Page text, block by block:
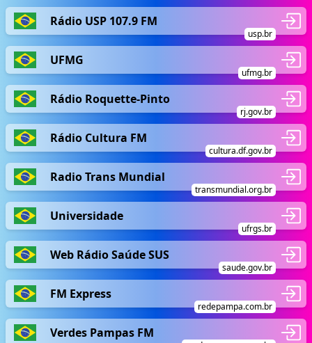
Rádio USP 107.9 FM
usp.br
UFMG
ufmg.br
Rádio Roquette-Pinto
rj.gov.br
Rádio Cultura FM
cultura.df.gov.br
Radio Trans Mundial
transmundial.org.br
Universidade
ufrgs.br
Web Rádio Saúde SUS
saude.gov.br
FM Express
redepampa.com.br
Verdes Pampas FM